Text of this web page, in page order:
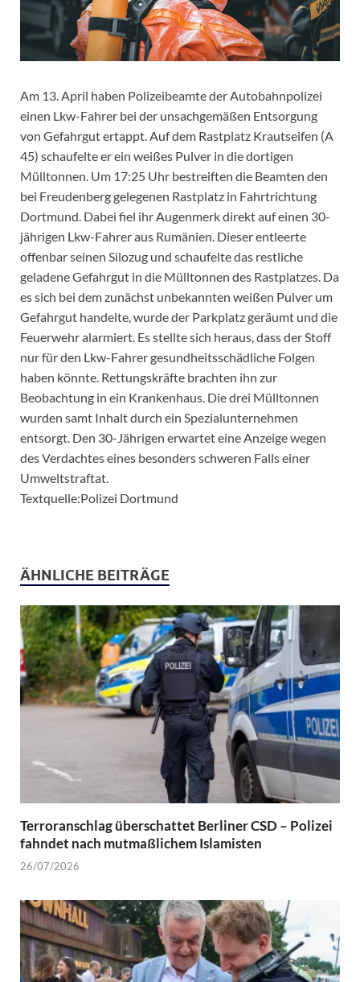
Am 13. April haben Polizeibeamte der Autobahnpolizei
einen Lkw-Fahrer bei der unsachgemäßen Entsorgung
von Gefahrgut ertappt. Auf dem Rastplatz Krautseifen (A
45) schaufelte er ein weißes Pulver in die dortigen
Mülltonnen. Um 17:25 Uhr bestreiften die Beamten den
bei Freudenberg gelegenen Rastplatz in Fahrtrichtung
Dortmund. Dabei fiel ihr Augenmerk direkt auf einen 30-
jährigen Lkw-Fahrer aus Rumänien. Dieser entleerte
offenbar seinen Silozug und schaufelte das restliche
geladene Gefahrgut in die Mülltonnen des Rastplatzes. Da
es sich bei dem zunächst unbekannten weißen Pulver um
Gefahrgut handelte, wurde der Parkplatz geräumt und die
Feuerwehr alarmiert. Es stellte sich heraus, dass der Stoff
nur für den Lkw-Fahrer gesundheitsschädliche Folgen
haben könnte. Rettungskräfte brachten ihn zur
Beobachtung in ein Krankenhaus. Die drei Mülltonnen
wurden samt Inhalt durch ein Spezialunternehmen
entsorgt. Den 30-Jährigen erwartet eine Anzeige wegen
des Verdachtes eines besonders schweren Falls einer
Umweltstraftat.
Textquelle:Polizei Dortmund
ÄHNLICHE BEITRÄGE
Terroranschlag überschattet Berliner CSD – Polizei
fahndet nach mutmaßlichem Islamisten
26/07/2026